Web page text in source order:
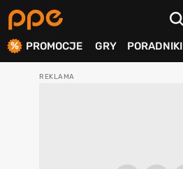
PROMOCJE GRY PORADNIKI